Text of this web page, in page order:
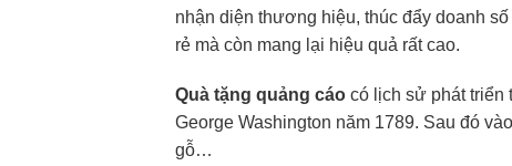
nhận diện thương hiệu, thúc đẩy doanh
rẻ mà còn mang lại hiệu quả rất cao.
Quà tặng quảng cáocó lịch sử phát triển
George Washington năm 1789. Sau đó
gỗ…